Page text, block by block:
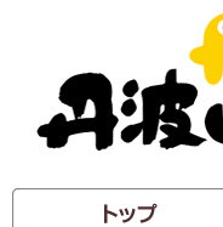
ャ
ン
プ